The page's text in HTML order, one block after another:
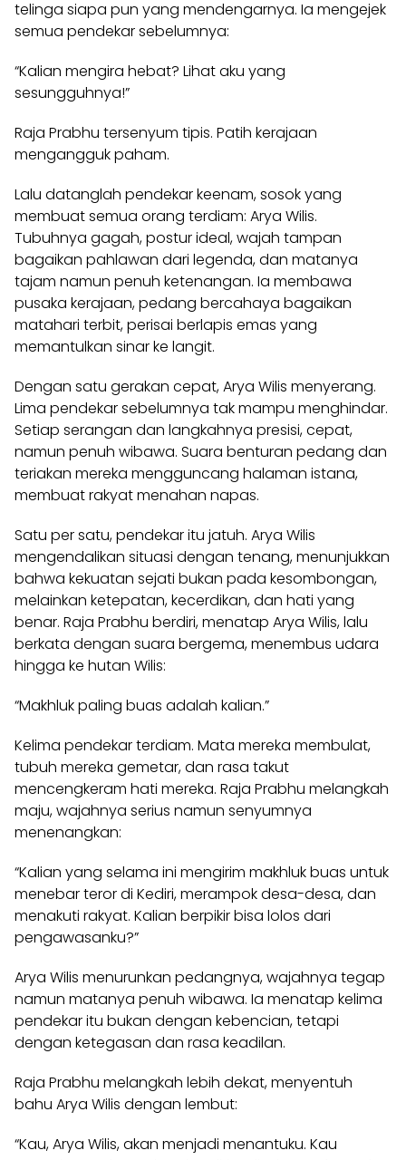
telinga siapa pun yang mendengarnya. Ia mengejek
semua pendekar sebelumnya:
“Kalian mengira hebat? Lihat aku yang
sesungguhnya!”
Raja Prabhu tersenyum tipis. Patih kerajaan
mengangguk paham.
Lalu datanglah pendekar keenam, sosok yang
membuat semua orang terdiam: Arya Wilis.
Tubuhnya gagah, postur ideal, wajah tampan
bagaikan pahlawan dari legenda, dan matanya
tajam namun penuh ketenangan. Ia membawa
pusaka kerajaan, pedang bercahaya bagaikan
matahari terbit, perisai berlapis emas yang
memantulkan sinar ke langit.
Dengan satu gerakan cepat, Arya Wilis menyerang.
Lima pendekar sebelumnya tak mampu menghindar.
Setiap serangan dan langkahnya presisi, cepat,
namun penuh wibawa. Suara benturan pedang dan
teriakan mereka mengguncang halaman istana,
membuat rakyat menahan napas.
Satu per satu, pendekar itu jatuh. Arya Wilis
mengendalikan situasi dengan tenang, menunjukkan
bahwa kekuatan sejati bukan pada kesombongan,
melainkan ketepatan, kecerdikan, dan hati yang
benar. Raja Prabhu berdiri, menatap Arya Wilis, lalu
berkata dengan suara bergema, menembus udara
hingga ke hutan Wilis:
“Makhluk paling buas adalah kalian.”
Kelima pendekar terdiam. Mata mereka membulat,
tubuh mereka gemetar, dan rasa takut
mencengkeram hati mereka. Raja Prabhu melangkah
maju, wajahnya serius namun senyumnya
menenangkan:
“Kalian yang selama ini mengirim makhluk buas untuk
menebar teror di Kediri, merampok desa-desa, dan
menakuti rakyat. Kalian berpikir bisa lolos dari
pengawasanku?”
Arya Wilis menurunkan pedangnya, wajahnya tegap
namun matanya penuh wibawa. Ia menatap kelima
pendekar itu bukan dengan kebencian, tetapi
dengan ketegasan dan rasa keadilan.
Raja Prabhu melangkah lebih dekat, menyentuh
bahu Arya Wilis dengan lembut:
“Kau, Arya Wilis, akan menjadi menantuku. Kau